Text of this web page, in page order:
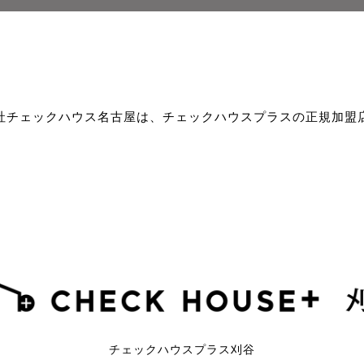
チェックハウス名古屋は、チェックハウスプラスの正規加盟
チェックハウスプラス刈谷